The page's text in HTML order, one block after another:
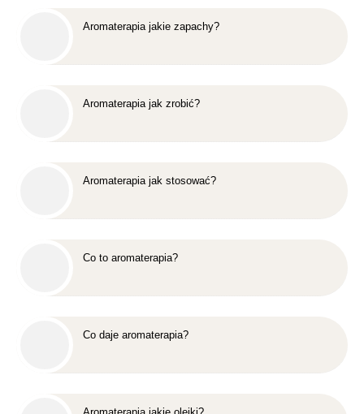
Aromaterapia jakie zapachy?
Aromaterapia jak zrobić?
Aromaterapia jak stosować?
Co to aromaterapia?
Co daje aromaterapia?